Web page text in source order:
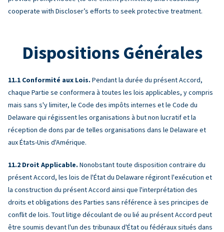
cooperate with Discloser’s efforts to seek protective treatment.
Dispositions Générales
Conformité aux Lois. Pendant la durée du présent Accord,
chaque Partie se conformera à toutes les lois applicables, y compris
mais sans s'y limiter, le Code des impôts internes et le Code du
Delaware qui régissent les organisations à but non lucratif et la
réception de dons par de telles organisations dans le Delaware et
aux États-Unis d'Amérique.
Droit Applicable. Nonobstant toute disposition contraire du
présent Accord, les lois de l'État du Delaware régiront l'exécution et
la construction du présent Accord ainsi que l'interprétation des
droits et obligations des Parties sans référence à ses principes de
conflit de lois. Tout litige découlant de ou lié au présent Accord peut
être soumis devant l'un des tribunaux d'État ou fédéraux situés dans